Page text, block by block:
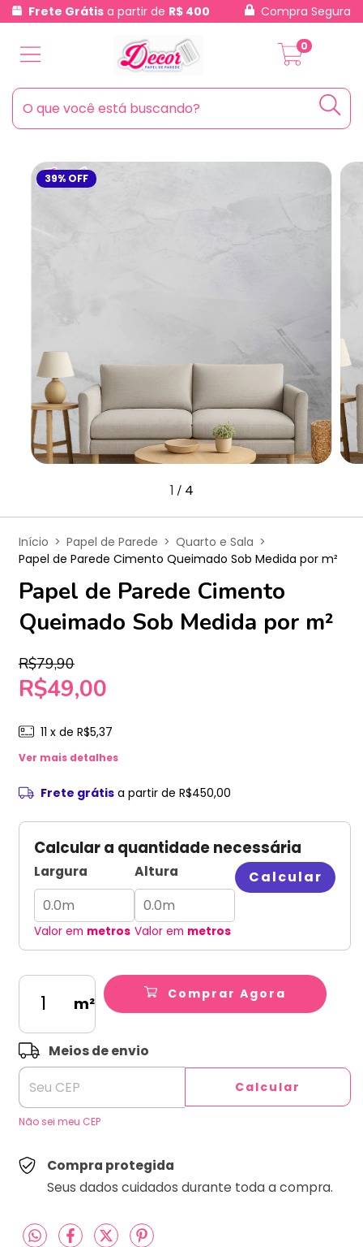
Frete Grátis a partir de R$ 400 Compra Segura
0
39% OFF
1/ 4
Início > Papel de Parede > Quarto e Sala >
Papel de Parede Cimento Queimado Sob Medida por m²
Papel de Parede Cimento
Queimado Sob Medida por m²
R$79,90
R$49,00
11 x de R$5,37
Ver mais detalhes
Frete grátis a partir de R$450,00
Calcular a quantidade necessária
Largura
Valor em metros
Altura
Valor em metros
Calcular
m²
Comprar Agora
Entregas para o CEP:
Meios de envio
Calcular
Não sei meu CEP
Compra protegida
Seus dados cuidados durante toda a compra.